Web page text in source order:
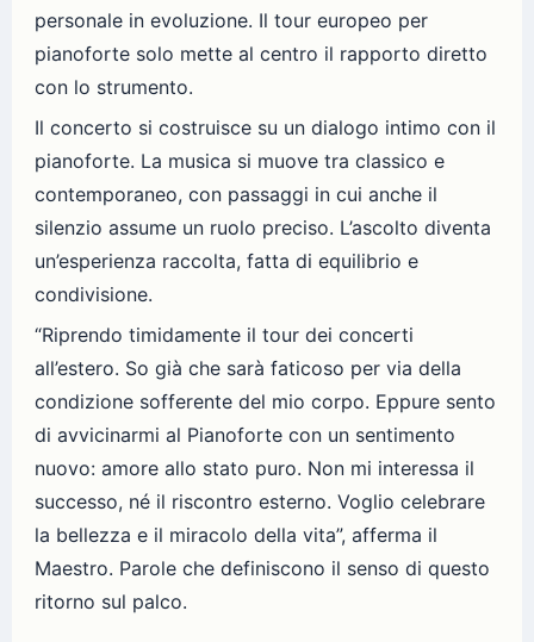
personale in evoluzione. Il tour europeo per
pianoforte solo mette al centro il rapporto diretto
con lo strumento.
Il concerto si costruisce su un dialogo intimo con il
pianoforte. La musica si muove tra classico e
contemporaneo, con passaggi in cui anche il
silenzio assume un ruolo preciso. L’ascolto diventa
un’esperienza raccolta, fatta di equilibrio e
condivisione.
“Riprendo timidamente il tour dei concerti
all’estero. So già che sarà faticoso per via della
condizione sofferente del mio corpo. Eppure sento
di avvicinarmi al Pianoforte con un sentimento
nuovo: amore allo stato puro. Non mi interessa il
successo, né il riscontro esterno. Voglio celebrare
la bellezza e il miracolo della vita”, afferma il
Maestro. Parole che definiscono il senso di questo
ritorno sul palco.